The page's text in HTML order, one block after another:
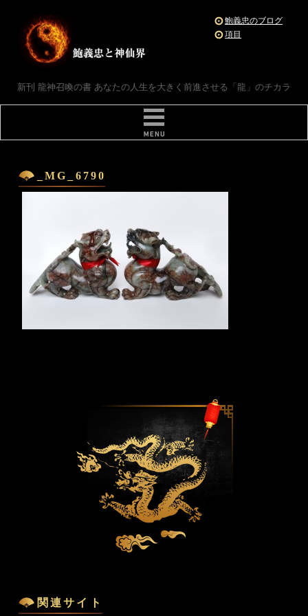
鮑義忠のブログ
項目
新刊 龍神召喚の書 あなたの人生を大きく前進させる「龍」のチカラ
_MG_6790
関連サイト